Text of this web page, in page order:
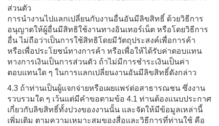
ส่วนตัว
การนำงานไปแลกเปลี่ยนกับงานอื่นอันมีลิขสิทธิ์ ด้วยวิธีการ
อนุญาตให้ผู้อื่นมีสิทธิใช้งานทางอินเทอร์เน็ต หรือโดยวิธีการ
อื่น ไม่ถือว่าเป็นการใช้สิทธิโดยมีวัตถุประสงค์เพื่อการค้า
หรือเพื่อประโยชน์ทางการค้า หรือเพื่อให้ได้รับค่าตอบแทน
ทางการเงินเป็นการส่วนตัว ถ้าไม่มีการชำระเงินเป็นค่า
ตอบแทนใด ๆ ในการแลกเปลี่ยนงานอันมีลิขสิทธิ์ดังกล่าว
4.3 ถ้าท่านเป็นผู้แจกจ่ายหรือเผยแพร่ต่อสาธารณชน ซึ่งงาน
รวบรวมใด ๆ เว้นแต่มีคำขอตามข้อ 4.1 ท่านต้องแนบประกาศ
เกี่ยวกับลิขสิทธิ์ทั้งปวงของงานนั้น และจัดให้มีข้อมูลเหล่านี้
เพิ่มเติม ตามความเหมาะสมของสื่อและวิธีการที่ท่านใช้ คือ